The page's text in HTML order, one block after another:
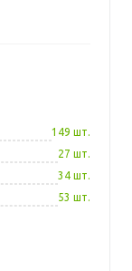
149 шт.
27 шт.
34 шт.
53 шт.